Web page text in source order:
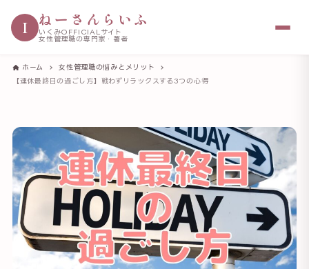
I ねーさんらいふ
いくみOFFICIALサイト
女性管理職の専門家・著者
ホーム
女性管理職の悩みとメリット
【連休最終日の過ごし方】戦わずリラックスする3つの心得